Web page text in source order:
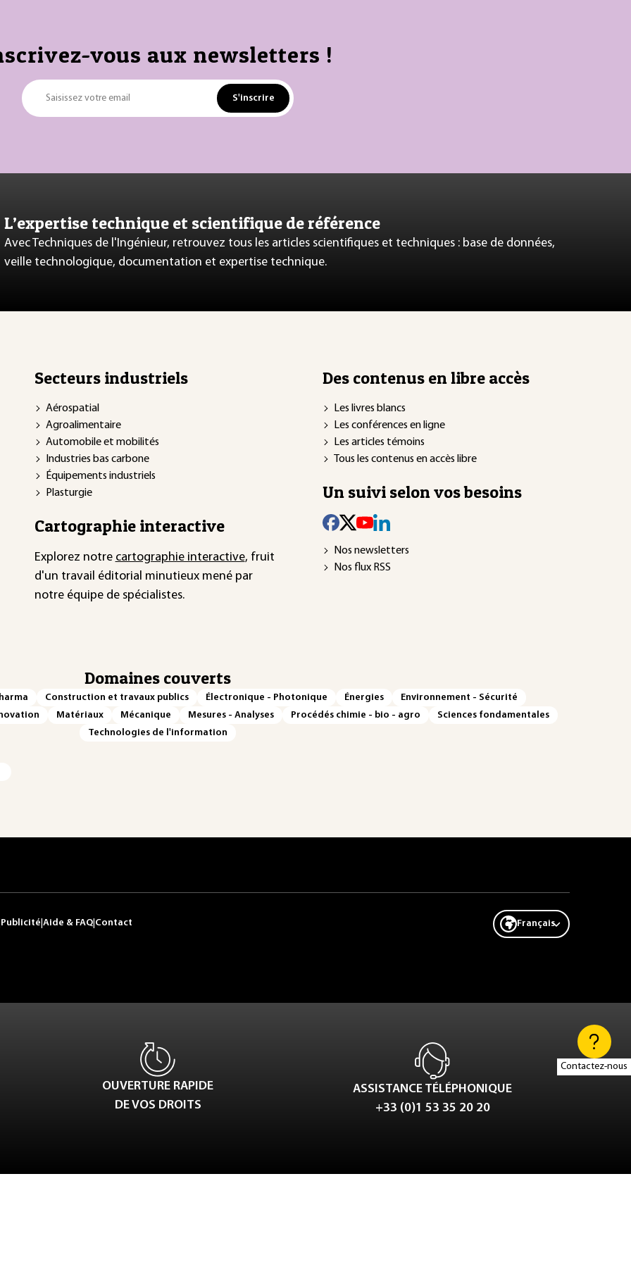
vous aux newsletters !
Saisissez votre email S'inscrire
Contactez-nous
L’expertise technique et scientifique de référence
Avec Techniques de l'Ingénieur, retrouvez tous les articles scientifiques et techniques : base de données,
veille technologique, documentation et expertise technique.
Secteurs industriels
Aérospatial
Agroalimentaire
Automobile et mobilités
Industries bas carbone
Équipements industriels
Plasturgie
Cartographie interactive
Explorez notre cartographie interactive, fruit
d'un travail éditorial minutieux mené par
notre équipe de spécialistes.
Des contenus en libre accès
Les livres blancs
Les conférences en ligne
Les articles témoins
Tous les contenus en accès libre
Un suivi selon vos besoins
Nos newsletters
Nos flux RSS
Domaines couverts
Construction et travaux publics Électronique - Photonique Énergies
Environnement - Sécurité
Matériaux Mécanique Mesures - Analyses Procédés chimie - bio - agro
Sciences fondamentales
Technologies de l'information
Publicité Aide & FAQ Contact Français
OUVERTURE RAPIDE
DE VOS DROITS
ASSISTANCE TÉLÉPHONIQUE
+33 (0)1 53 35 20 20